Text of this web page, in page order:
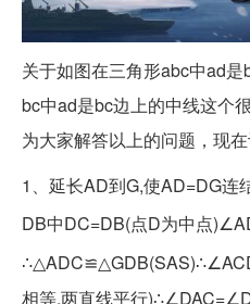
关于如图在三角形abc中ad
bc中ad是bc边上的中线这个
为大家解答以上的问题，现
1、延长AD到G,使AD=DG
DB中DC=DB(点D为中点
相等,两直线平行